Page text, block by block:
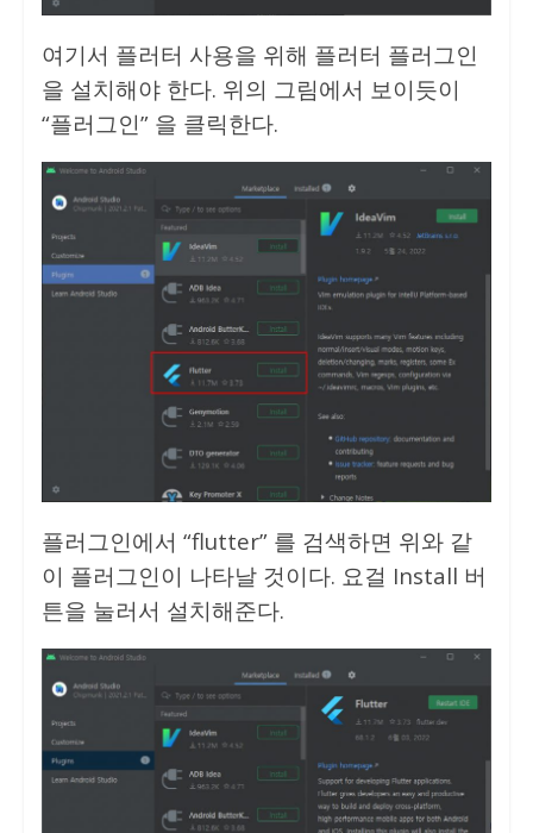
여기서 플러터 사용을 위해 플러터 플러그인
을 설치해야 한다. 위의 그림에서 보이듯이
“플러그인” 을 클릭한다.
플러그인에서 “flutter” 를 검색하면 위와 같
이 플러그인이 나타날 것이다. 요걸 Install 버
튼을 눌러서 설치해준다.